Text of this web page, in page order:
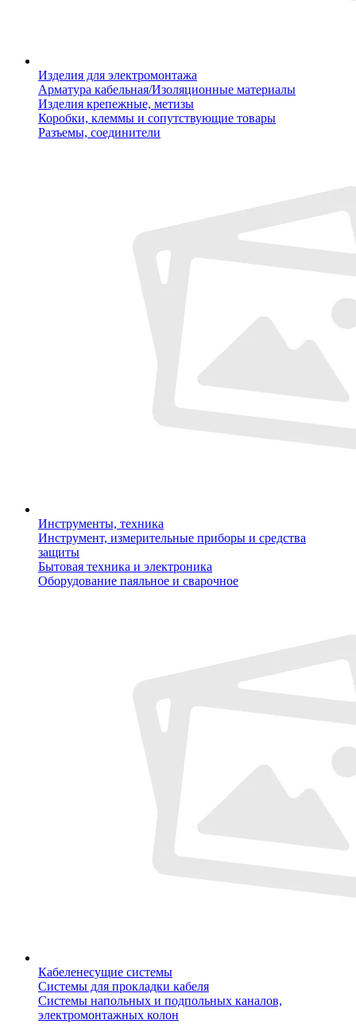
Изделия для электромонтажа
Арматура кабельная/Изоляционные материалы
Изделия крепежные, метизы
Коробки, клеммы и сопутствующие товары
Разъемы, соединители
Инструменты, техника
Инструмент, измерительные приборы и средства
защиты
Бытовая техника и электроника
Оборудование паяльное и сварочное
Кабеленесущие системы
Системы для прокладки кабеля
Системы напольных и подпольных каналов,
электромонтажных колон